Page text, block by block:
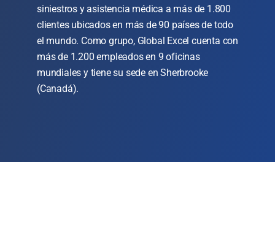
siniestros y asistencia médica a más de 1.800
clientes ubicados en más de 90 países de todo
el mundo. Como grupo, Global Excel cuenta con
más de 1.200 empleados en 9 oficinas
mundiales y tiene su sede en Sherbrooke
(Canadá).